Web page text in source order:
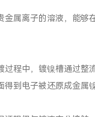
金属离子的溶液，能够
过程中，镀镍槽通过整
到电子被还原成金属镍